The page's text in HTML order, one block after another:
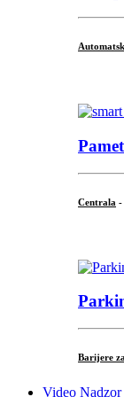
Centrala -
Barijere
Video Nadzor